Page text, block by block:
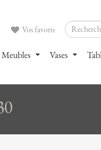
Vos favoris
Meubles Vases